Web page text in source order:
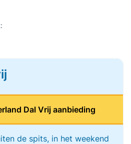
Dal Vrij aanbieding
de spits, in het weekend